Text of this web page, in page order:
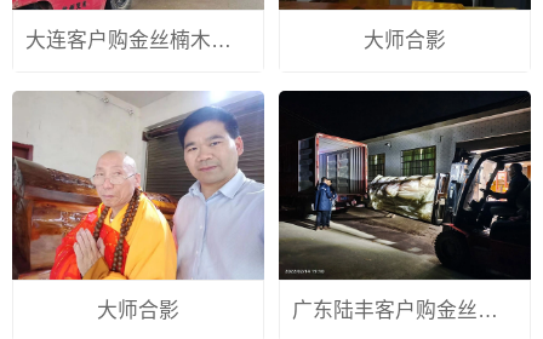
大连客户购金丝楠木寿棺 大师合影
大师合影 广东陆丰客户购金丝楠木寿棺